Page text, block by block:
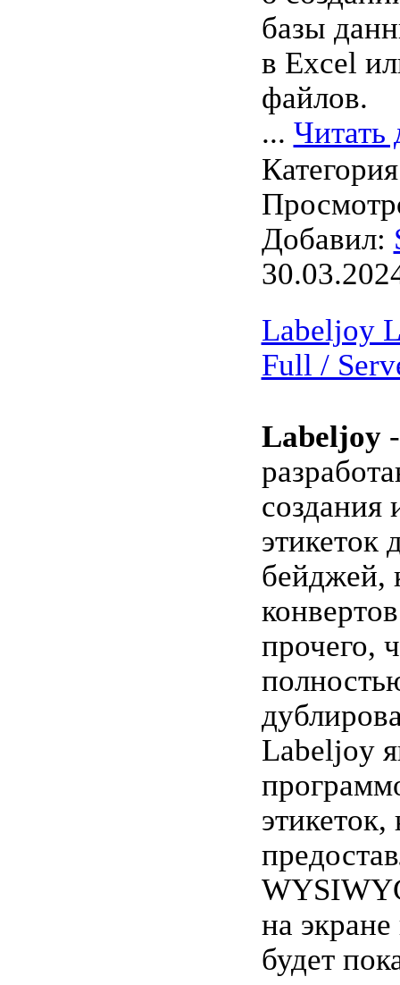
базы
в Excel
файлов.
... Читать
Добавил:
Labeljoy
Full /
Labeljoy-
создания
этикеток
бейджей,
прочего,
Labeljoy
этикеток,
на
будет